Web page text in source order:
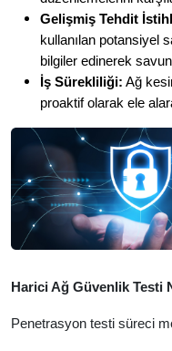
Gelişmiş Tehdit
kullanılan potansiyel
bilgiler edinerek
İş Sürekliliği: Ağ
proaktif olarak ele
Harici Ağ Güvenlik Testi
Penetrasyon testi süreci